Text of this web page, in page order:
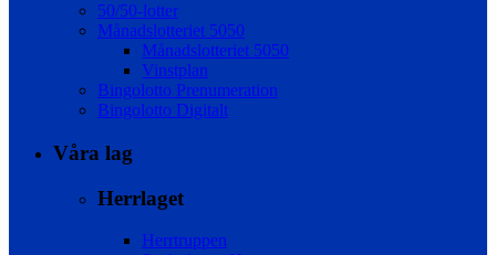
50/50-lotter
Månadslotteriet 5050
Månadslotteriet 5050
Vinstplan
Bingolotto Prenumeration
Bingolotto Digitalt
Våra lag
Herrlaget
Herrtruppen